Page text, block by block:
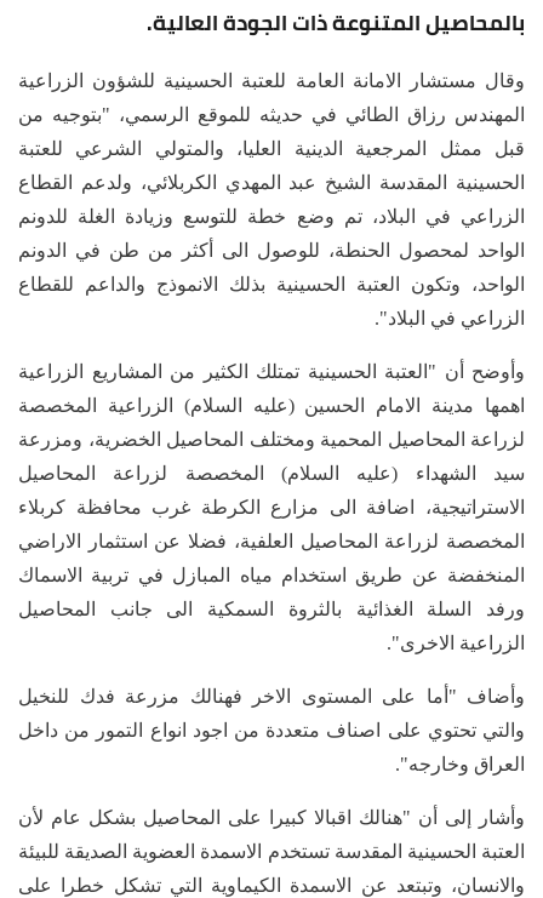
بالمحاصيل المتنوعة ذات الجودة العالية.
وقال مستشار الامانة العامة للعتبة الحسينية للشؤون الزراعية
المهندس رزاق الطائي في حديثه للموقع الرسمي، "بتوجيه من
قبل ممثل المرجعية الدينية العليا، والمتولي الشرعي للعتبة
الحسينية المقدسة الشيخ عبد المهدي الكربلائي، ولدعم القطاع
الزراعي في البلاد، تم وضع خطة للتوسع وزيادة الغلة للدونم
الواحد لمحصول الحنطة، للوصول الى أكثر من طن في الدونم
الواحد، وتكون العتبة الحسينية بذلك الانموذج والداعم للقطاع
الزراعي في البلاد".
وأوضح أن "العتبة الحسينية تمتلك الكثير من المشاريع الزراعية
اهمها مدينة الامام الحسين (عليه السلام) الزراعية المخصصة
لزراعة المحاصيل المحمية ومختلف المحاصيل الخضرية، ومزرعة
سيد الشهداء (عليه السلام) المخصصة لزراعة المحاصيل
الاستراتيجية، اضافة الى مزارع الكرطة غرب محافظة كربلاء
المخصصة لزراعة المحاصيل العلفية، فضلا عن استثمار الاراضي
المنخفضة عن طريق استخدام مياه المبازل في تربية الاسماك
ورفد السلة الغذائية بالثروة السمكية الى جانب المحاصيل
الزراعية الاخرى".
وأضاف "أما على المستوى الاخر فهنالك مزرعة فدك للنخيل
والتي تحتوي على اصناف متعددة من اجود انواع التمور من داخل
العراق وخارجه".
وأشار إلى أن "هنالك اقبالا كبيرا على المحاصيل بشكل عام لأن
العتبة الحسينية المقدسة تستخدم الاسمدة العضوية الصديقة للبيئة
والانسان، وتبتعد عن الاسمدة الكيماوية التي تشكل خطرا على